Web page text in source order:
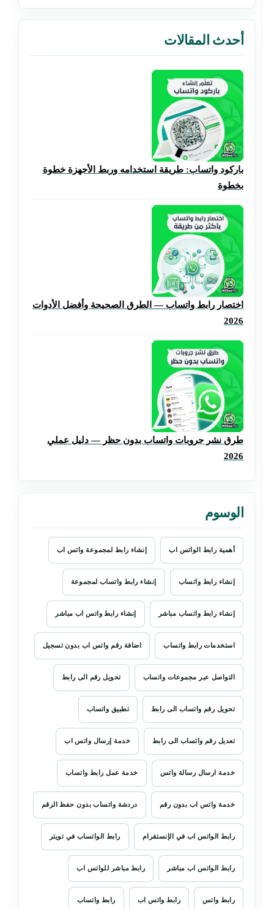
أحدث المقالات
باركود واتساب: طريقة استخدامه وربط الأجهزة خطوة
بخطوة
اختصار رابط واتساب — الطرق الصحيحة وأفضل الأدوات
2026
طرق نشر جروبات واتساب بدون حظر — دليل عملي
2026
الوسوم
أهمية رابط الواتس اب إنشاء رابط لمجموعة واتس اب
إنشاء رابط واتساب إنشاء رابط واتساب لمجموعة
إنشاء رابط واتساب مباشر إنشاء رابط واتس اب مباشر
استخدمات رابط واتساب اضافة رقم واتس اب بدون تسجيل
التواصل عبر مجموعات واتساب تحويل رقم الى رابط
تحويل رقم واتساب الى رابط تطبيق واتساب
تعديل رقم واتساب الى رابط خدمة إرسال واتس اب
خدمة ارسال رسالة واتس خدمة عمل رابط واتساب
خدمة واتس اب بدون رقم دردشة واتساب بدون حفظ الرقم
رابط الواتس اب في الإنستقرام رابط الواتساب في تويتر
رابط الواتس اب مباشر رابط مباشر للواتس اب
رابط واتس رابط واتس اب رابط واتساب